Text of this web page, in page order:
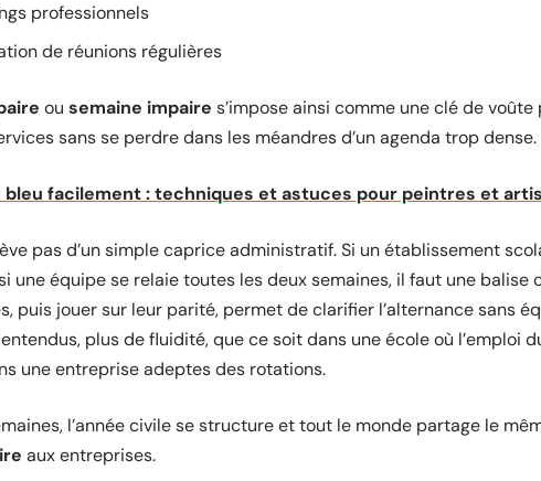
professionnels
de réunions régulières
ou semaine impaire s’impose ainsi comme une clé de
sans se perdre dans les méandres d’un agenda trop dense.
bleu facilement : techniques et astuces pour peintres et
pas d’un simple caprice administratif. Si un établissement
une équipe se relaie toutes les deux semaines, il faut une balise
puis jouer sur leur parité, permet de clarifier l’alternance sans
plus de fluidité, que ce soit dans une école où l’emploi
une entreprise adeptes des rotations.
l’année civile se structure et tout le monde partage le
aux entreprises.